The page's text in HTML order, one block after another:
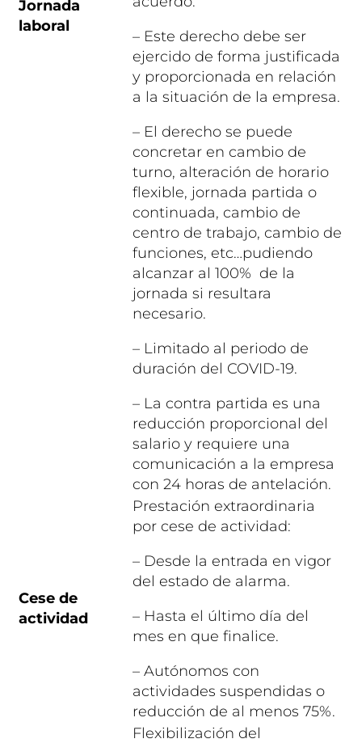
Jornada
laboral
– Este derecho debe ser
ejercido de forma justificada
y proporcionada en relación
a la situación de la empresa.
– El derecho se puede
concretar en cambio de
turno, alteración de horario
flexible, jornada partida o
continuada, cambio de
centro de trabajo, cambio de
funciones, etc…pudiendo
alcanzar al 100% de la
jornada si resultara
necesario.
– Limitado al periodo de
duración del COVID-19.
– La contra partida es una
reducción proporcional del
salario y requiere una
comunicación a la empresa
con 24 horas de antelación.
Cese de
actividad
Prestación extraordinaria
por cese de actividad:
– Desde la entrada en vigor
del estado de alarma.
– Hasta el último día del
mes en que finalice.
– Autónomos con
actividades suspendidas o
reducción de al menos 75%.
Flexibilización del